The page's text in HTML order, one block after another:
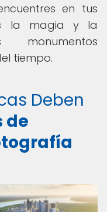
en tus
la magia y la
tiempo.
Deben
de